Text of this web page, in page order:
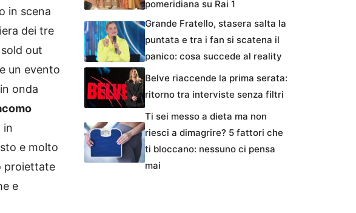
in scena
dei tre
out
un evento
onda
in
e molto
proiettate
e
pomeridiana su Rai 1
Grande Fratello, stasera salta la
puntata e tra i fan si scatena il
panico: cosa succede al reality
Belve riaccende la prima serata:
ritorno tra interviste senza filtri
Ti sei messo a dieta ma non
riesci a dimagrire? 5 fattori che
ti bloccano: nessuno ci pensa
mai